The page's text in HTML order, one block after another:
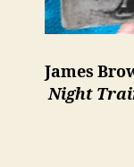
James
Night